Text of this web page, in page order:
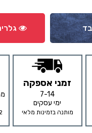
זמני אספקה
7-14
ימי עסקים
מותנה בזמינות מלאי